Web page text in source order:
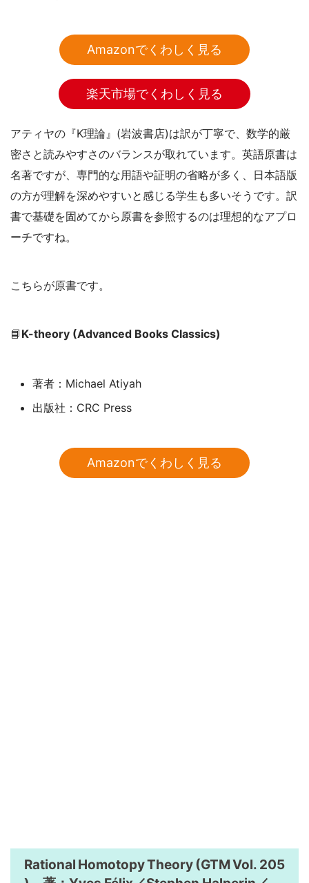
Amazonでくわしく見る
楽天市場でくわしく見る
アティヤの『K理論』(岩波書店)は訳が丁寧で、数学的厳
密さと読みやすさのバランスが取れています。英語原書は
名著ですが、専門的な用語や証明の省略が多く、日本語版
の方が理解を深めやすいと感じる学生も多いそうです。訳
書で基礎を固めてから原書を参照するのは理想的なアプロ
ーチですね。
こちらが原書です。
📘 K-theory (Advanced Books Classics)
著者：Michael Atiyah
出版社：CRC Press
Amazonでくわしく見る
Rational Homotopy Theory (GTM Vol. 205